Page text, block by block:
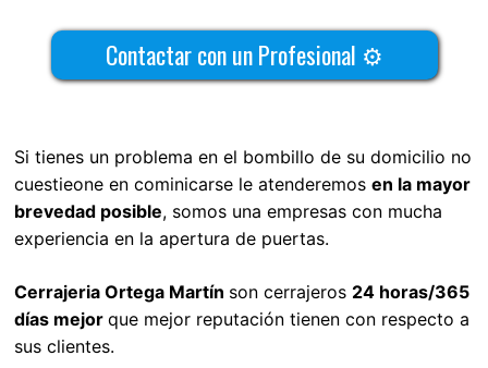
Contactar con un Profesional ⚙
Si tienes un problema en el bombillo de su domicilio no
cuestieone en cominicarse le atenderemos en la mayor
brevedad posible, somos una empresas con mucha
experiencia en la apertura de puertas.
Cerrajeria Ortega Martín son cerrajeros 24 horas/365
días mejor que mejor reputación tienen con respecto a
sus clientes.